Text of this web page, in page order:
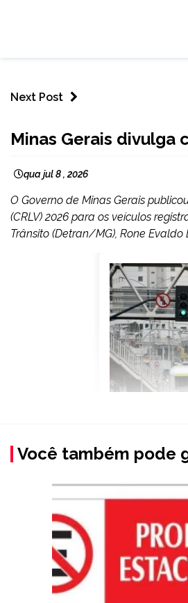
Next Post
MINAS
NOTÍCIAS
Minas Gerais divulga
qua jul 8 , 2026
O Governo de Minas Gerais
(CRLV) 2026 para os veículos
Trânsito (Detran/MG), Rone
Você também pode